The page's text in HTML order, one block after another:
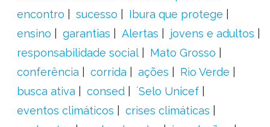
encontro
sucesso
Ibura que protege
ensino
garantias Alertas
jovens e adultos
responsabilidade social
Mato Grosso
conferência
corrida ações
Rio Verde
busca ativa
consed
´Selo Unicef
eventos climáticos
crises climáticas